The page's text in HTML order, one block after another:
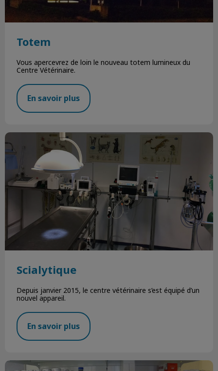
Totem
Vous apercevrez de loin le nouveau totem lumineux du
Centre Vétérinaire.
En savoir plus
Scialytique
Scialytique
Depuis janvier 2015, le centre vétérinaire s’est équipé d’un
nouvel appareil.
En savoir plus
Économiser sur la nourriture